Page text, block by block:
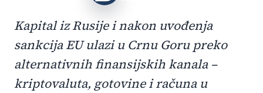
Kapital iz Rusije i nakon uvođenja
sankcija EU ulazi u Crnu Goru preko
alternativnih finansijskih kanala –
kriptovaluta, gotovine i računa u